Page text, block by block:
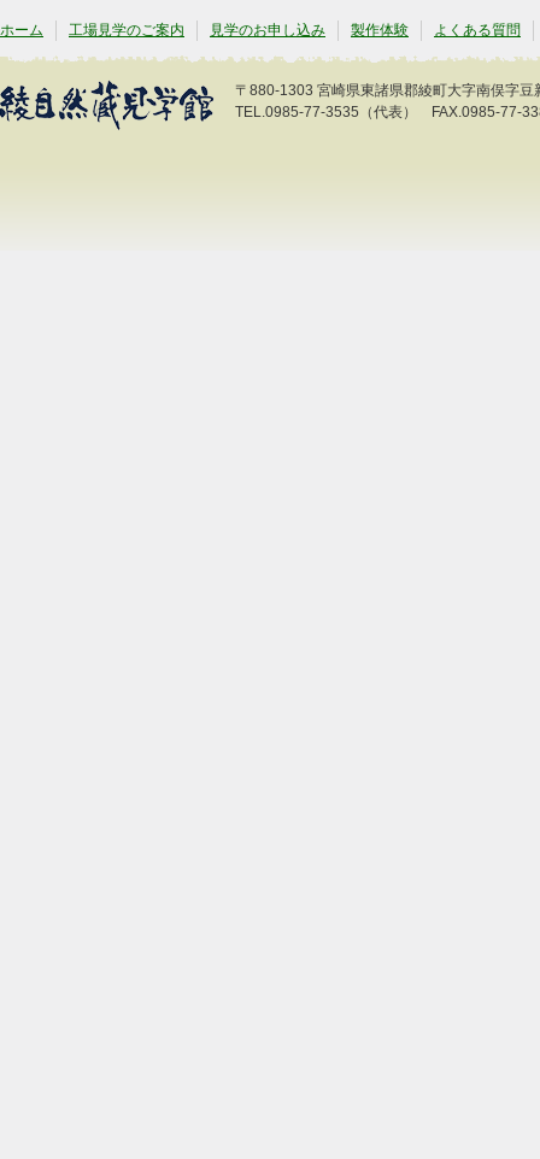
ホーム 工場見学のご案内 見学のお申し込み 製作体験 よくある質問
〒880-1303 宮崎県東諸県郡綾町大字南俣字豆
TEL.0985-77-3535（代表） FAX.0985-77-